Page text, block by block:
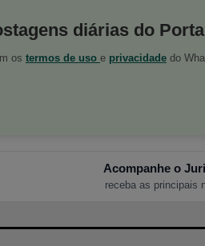
diárias do
os termos de uso e privacidade do
Acompanhe o
receba as principais